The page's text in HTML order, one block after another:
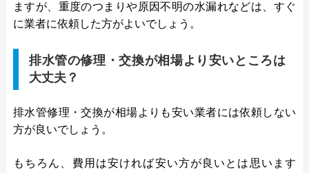
ますが、重度のつまりや原因不明の水漏れなどは、すぐ
に業者に依頼した方がよいでしょう。
排水管の修理・交換が相場より安いところは
大丈夫？
排水管修理・交換が相場よりも安い業者には依頼しない
方が良いでしょう。
もちろん、費用は安ければ安い方が良いとは思います